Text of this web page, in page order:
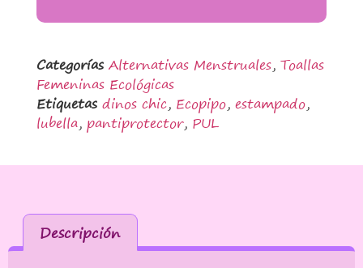
Categorías Alternativas Menstruales, Toallas
Femeninas Ecológicas
Etiquetas dinos chic, Ecopipo, estampado,
lubella, pantiprotector, PUL
Descripción